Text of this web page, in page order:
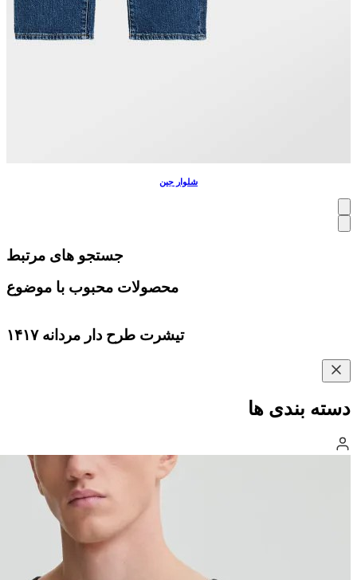
شلوار جین
جستجو های مرتبط
محصولات محبوب با موضوع
تیشرت طرح دار مردانه ۱۴۱۷
دسته بندی ها